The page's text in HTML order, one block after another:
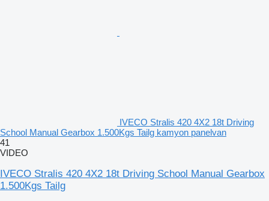
IVECO Stralis 420 4X2 18t Driving
School Manual Gearbox 1.500Kgs Tailg kamyon panelvan
41
VIDEO
IVECO Stralis 420 4X2 18t Driving School Manual Gearbox
1.500Kgs Tailg